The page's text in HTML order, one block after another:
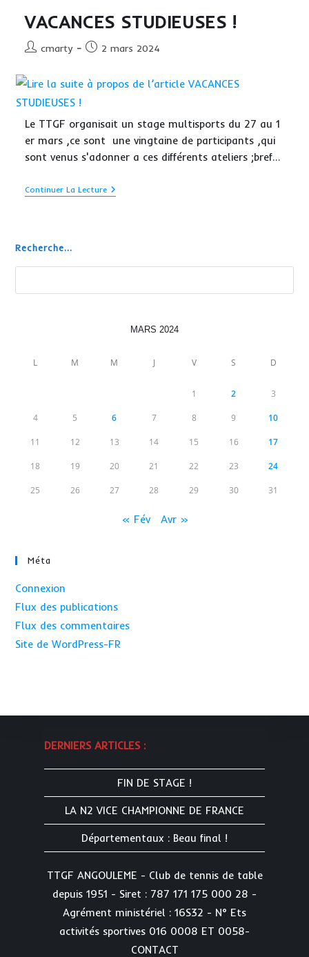
Nord
Ouest.
VACANCES STUDIEUSES !
Auteur/autrice
la
publication :
cmarty
Publication
2 mars 2024
Le TTGF organisait un stage multisports du 27 au 1
er mars ,ce sont une vingtaine de participants ,qui
sont venus s'adonner a ces différents ateliers ;bref…
Continuer La LectureVACANCES
STUDIEUSES
Recherche...
MARS 2024
L M M J V S D
1 2 3
4 5 6 7 8 9 10
11 12 13 14 15 16 17
18 19 20 21 22 23 24
25 26 27 28 29 30 31
« Fév Avr »
Méta
Connexion
Flux des publications
Flux des commentaires
Site de WordPress-FR
DERNIERS ARTICLES :
FIN DE STAGE !
LA N2 VICE CHAMPIONNE DE FRANCE
Départementaux : Beau final !
TTGF ANGOULEME - Club de tennis de table
depuis 1951 - Siret : 787 171 175 000 28 -
Agrément ministériel : 16S32 - N° Ets
activités sportives 016 0008 ET 0058-
CONTACT